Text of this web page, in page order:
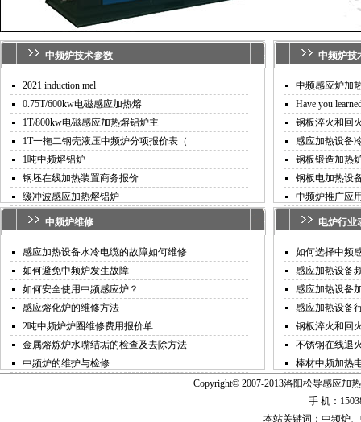
中频炉技术参数
2021 induction mel
0.75T/600kw电磁感应加热熔
1T/800kw电磁感应加热熔铝炉主
1T一拖二钢壳液压中频炉分项报价表（
1吨中频熔铝炉
钢坯在线加热装置商务报价
缓冲波感应加热熔铝炉
中频炉维修
感应加热设备水冷电缆的故障如何维修
如何避免中频炉发生故障
如何安全使用中频感应炉？
感应熔化炉的维修方法
2吨中频炉炉圈维修费用报价单
金属熔炼炉水嘴结垢的检查及去除方法
中频炉的维护与检修
中频炉技
中频感应炉加
Have you
钢板淬火和回
感应加热设备
钢板锻造加热
钢板电加热设
中频炉推广应
电炉行业
如何选择中频
感应加热设备
感应加热设备
感应加热设备
钢板淬火和回
不锈钢在线退
棒材中频加热
Copyright© 2007-2013洛阳松导感应加
手 机：
本站关键词：中频炉